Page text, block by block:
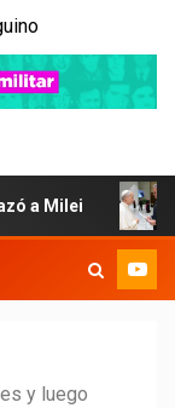
El
y luego